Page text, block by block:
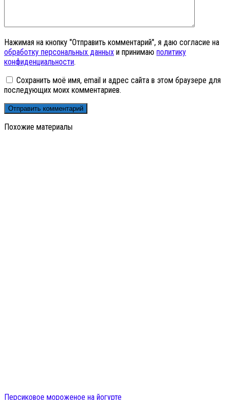
Нажимая на кнопку "Отправить комментарий", я даю согласие на
обработку персональных данных и принимаю политику
конфиденциальности.
Сохранить моё имя, email и адрес сайта в этом браузере для
последующих моих комментариев.
Похожие материалы
Персиковое мороженое на йогурте